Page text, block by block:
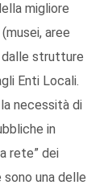
migliore
aree
dalle strutture
Enti Locali.
necessità di
in
rete” dei
una delle